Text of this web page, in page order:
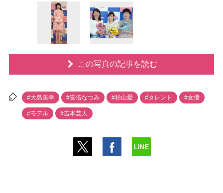
この写真の記事を読む
#大島美幸 #安倍なつみ #杉山愛 #タレント #女優
#モデル #吉本芸人